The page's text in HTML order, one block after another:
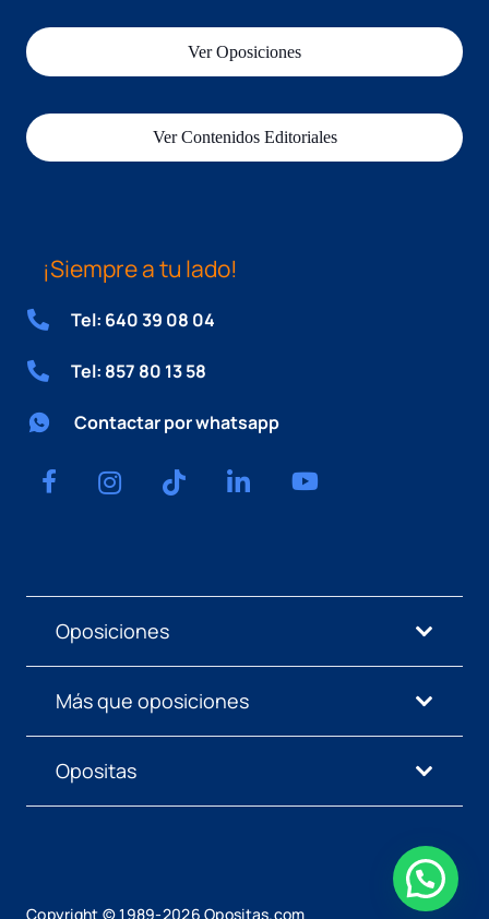
Ver Oposiciones
Ver Contenidos Editoriales
¡Siempre a tu lado!
Tel: 640 39 08 04
Tel: 857 80 13 58
Contactar por whatsapp
Oposiciones
Más que oposiciones
Opositas
Copyright © 1989-2026 Opositas.com